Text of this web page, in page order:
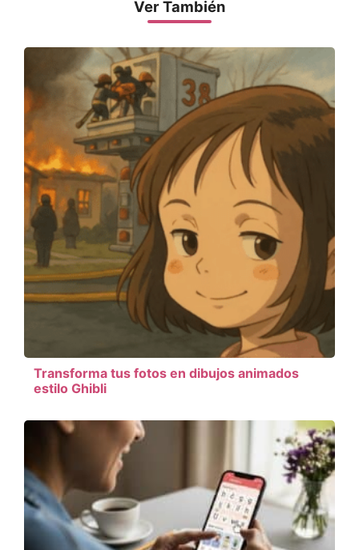
Ver También
Transforma tus fotos en dibujos animados
estilo Ghibli